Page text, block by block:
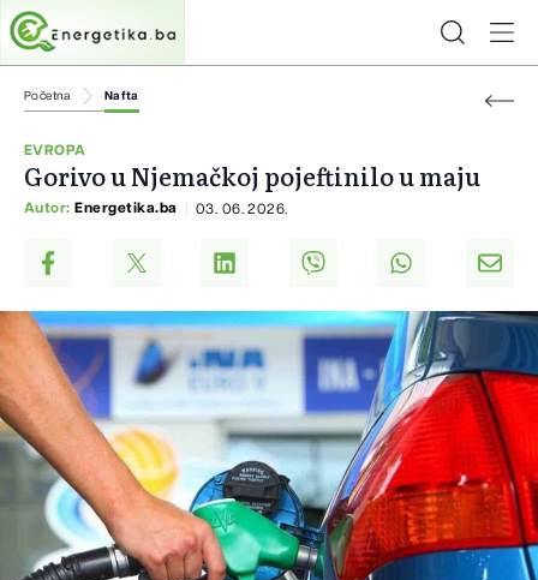
Početna Nafta
EVROPA
Gorivo u Njemačkoj pojeftinilo u maju
Autor: Energetika.ba 03. 06. 2026.